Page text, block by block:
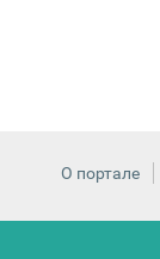
О портале